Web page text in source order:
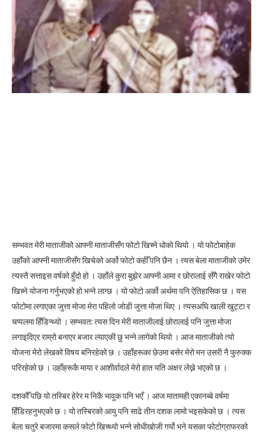
सम्भवत मेरी माताजीको आफ्नी माताजीसँग फोटो खिच्ने धोको थियो । यो फोटोबाहेक
उहाँको आफ्नी माताजीसँग खिचेको अर्को फोटो कहीँ पनि छैन । त्यस बेला माताजीको उमेर
त्यस्तै सत्ताइस वर्षको हुँदो हो । उहाँले कुरा बुझेर आफ्नी आमा र छोरालाई सँगै राखेर फोटो
खिच्ने योजना गर्नुभएको हो भन्ने लाग्छ । यो फोटो अर्को अर्थमा पनि ऐतिहासिक छ । यस
फोटोमा लगाएका जुत्ता मोजा मेरा पहिलो जोडी जुत्ता मोजा थिए । त्यसअघि खाली खुट्टा र
चप्पलमा हिँडिन्थ्यो । सम्भवत: त्यस दिन मेरी माताजीलाई छोरालाई पनि जुत्ता मोजा
लगाइदिएर राम्रो बनाएर बजार ल्याएकी छु भन्ने लागेको थियो । आज माताजीको त्यो
योजना मेरो लेखको विषय बनिरहेको छ । उहाँहरूका छेउमा बसेर मेरो मन उसरी नै फुरुक्क
परिरहेको छ । उहाँहरूकै माया र आशीर्वादले मेरो हात यति अक्षर लेख्ने भएको छ ।
दशकौँ पछि यो तस्बिर हेरेर म निकै भावुक पनि भएँ । आज मातामही एकानब्बे वर्षमा
हिँडिरहनुभएको छ । यो तस्बिरको आयु पनि साढे तीन दशक लामो भइसकेको छ । त्यस
बेला चतुरे बजारमा कसले फोटो खिच्थ्यो भन्ने सोधीखोजी गर्यो भने यसका फोटोग्राफरको